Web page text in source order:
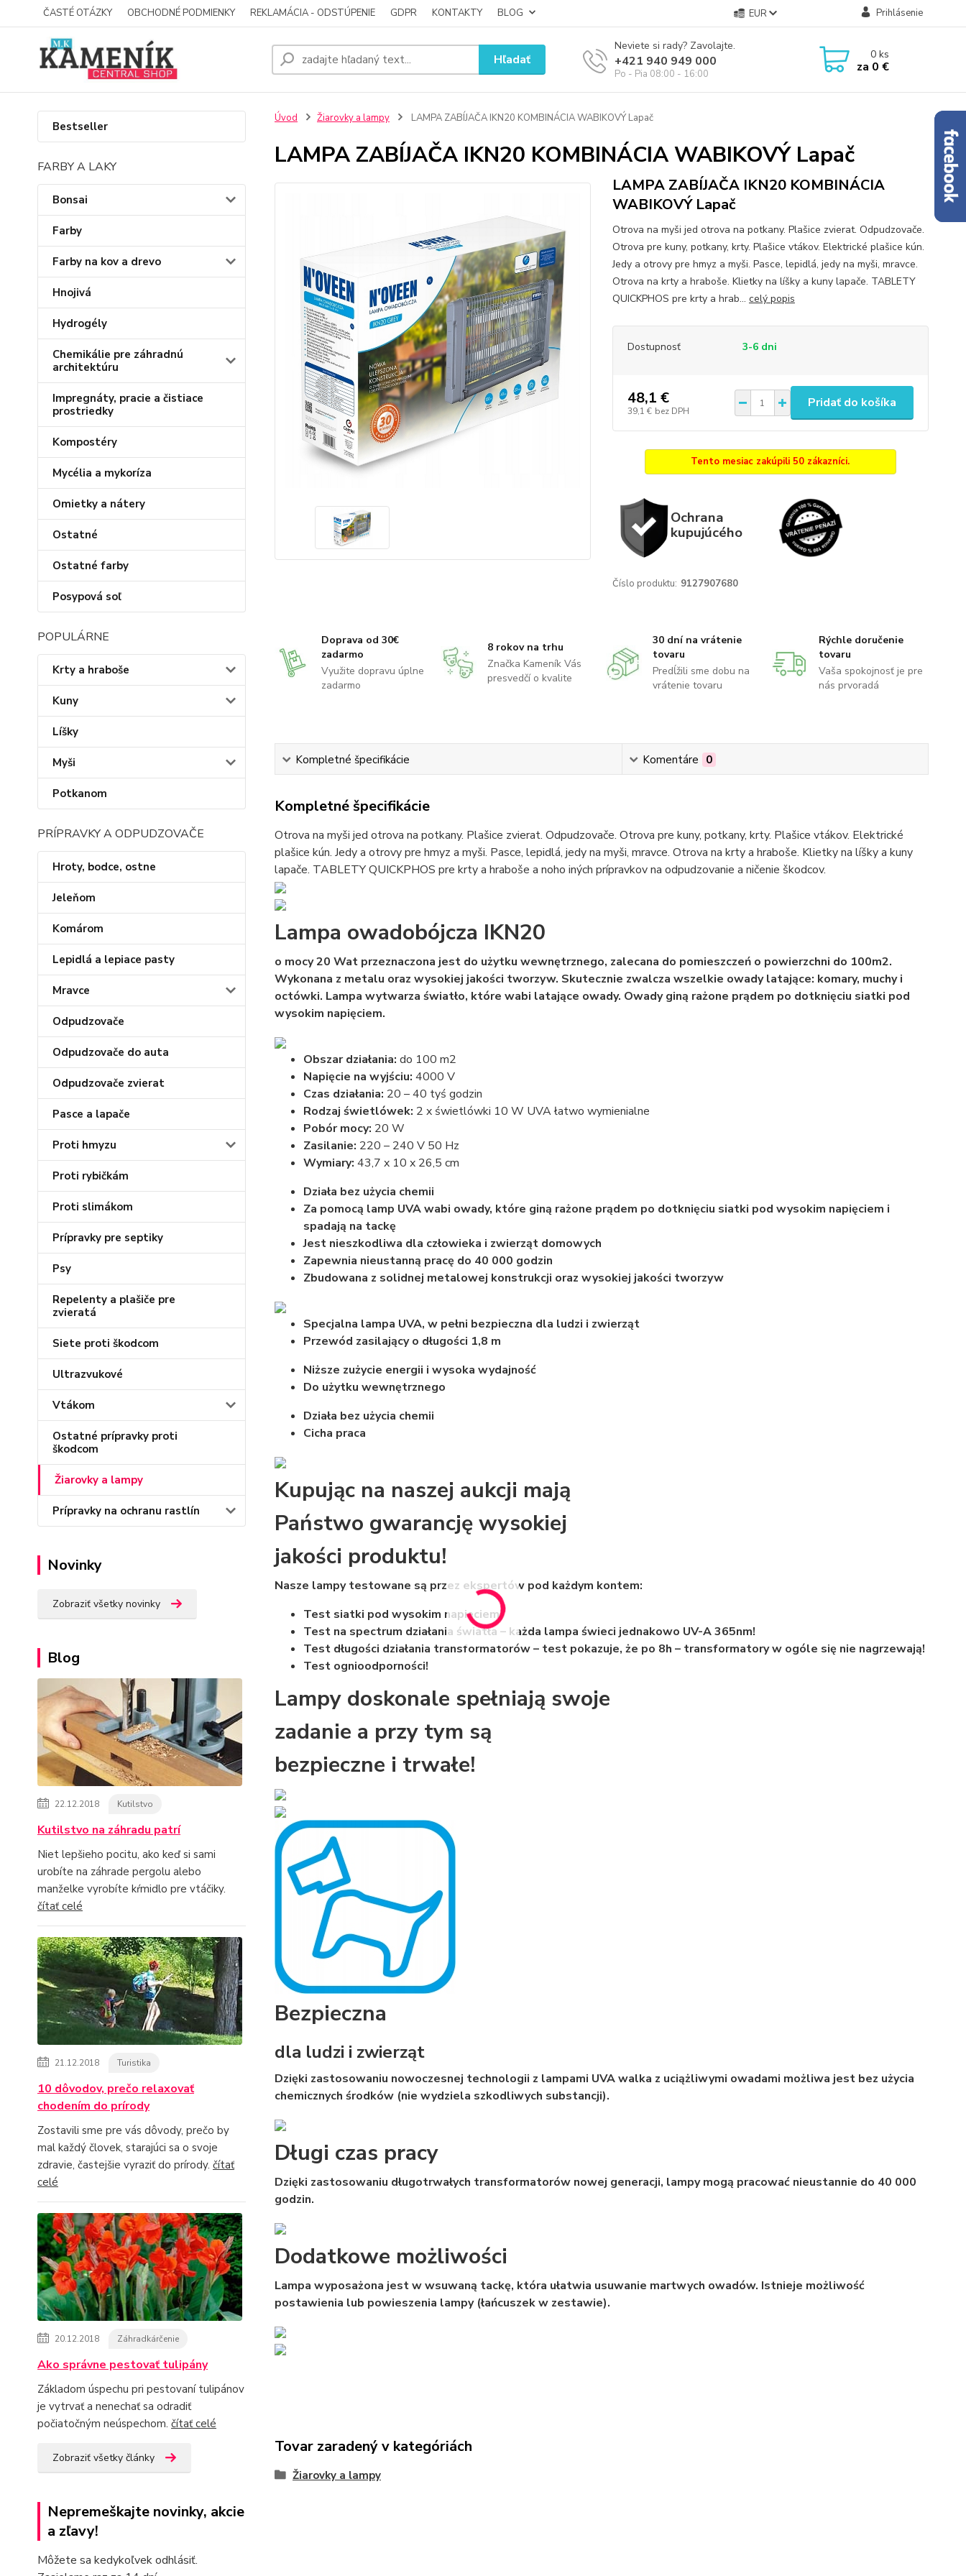
ČASTÉ OTÁZKY OBCHODNÉ PODMIENKY REKLAMÁCIA - ODSTÚPENIE GDPR KONTAKTY BLOG EUR Prihlásenie
Hľadať
Neviete si rady? Zavolajte.
+421 940 949 000
Po - Pia 08:00 - 16:00
0ks
za 0 €
Bestseller
FARBY A LAKY
Bonsai
Farby
Farby na kov a drevo
Hnojivá
Hydrogély
Chemikálie pre záhradnú
architektúru
Impregnáty, pracie a čistiace
prostriedky
Kompostéry
Mycélia a mykoríza
Omietky a nátery
Ostatné
Ostatné farby
Posypová soľ
POPULÁRNE
Krty a hraboše
Kuny
Líšky
Myši
Potkanom
PRÍPRAVKY A ODPUDZOVAČE
Hroty, bodce, ostne
Jeleňom
Komárom
Lepidlá a lepiace pasty
Mravce
Odpudzovače
Odpudzovače do auta
Odpudzovače zvierat
Pasce a lapače
Proti hmyzu
Proti rybičkám
Proti slimákom
Prípravky pre septiky
Psy
Repelenty a plašiče pre
zvieratá
Siete proti škodcom
Ultrazvukové
Vtákom
Ostatné prípravky proti
škodcom
Žiarovky a lampy
Prípravky na ochranu rastlín
Novinky
Zobraziť všetky novinky
Blog
22.12.2018 Kutilstvo
Kutilstvo na záhradu patrí
Niet lepšieho pocitu, ako keď si sami
urobíte na záhrade pergolu alebo
manželke vyrobíte kŕmidlo pre vtáčiky.
čítať celé
21.12.2018 Turistika
10 dôvodov, prečo relaxovať
chodením do prírody
Zostavili sme pre vás dôvody, prečo by
mal každý človek, starajúci sa o svoje
zdravie, častejšie vyraziť do prírody. čítať
celé
20.12.2018 Záhradkárčenie
Ako správne pestovať tulipány
Základom úspechu pri pestovaní tulipánov
je vytrvať a nenechať sa odradiť
počiatočným neúspechom. čítať celé
Zobraziť všetky články
Nepremeškajte novinky, akcie
a zľavy!
Môžete sa kedykoľvek odhlásiť.
Úvod Žiarovky a lampy LAMPA ZABÍJAČA IKN20 KOMBINÁCIA WABIKOVÝ Lapač
LAMPA ZABÍJAČA IKN20 KOMBINÁCIA WABIKOVÝ Lapač
LAMPA ZABÍJAČA IKN20 KOMBINÁCIA
WABIKOVÝ Lapač
Otrova na myši jed otrova na potkany. Plašice zvierat. Odpudzovače.
Otrova pre kuny, potkany, krty. Plašice vtákov. Elektrické plašice kún.
Jedy a otrovy pre hmyz a myši. Pasce, lepidlá, jedy na myši, mravce.
Otrova na krty a hraboše. Klietky na líšky a kuny lapače. TABLETY
QUICKPHOS pre krty a hrab... celý popis
Dostupnosť 3-6 dni
48,1 €
39,1 € bez DPH
Pridať do košíka
Tento mesiac zakúpili 50 zákazníci.
Ochrana
kupujúcého
Číslo produktu: 9127907680
Doprava od 30€
zadarmo
Využite dopravu úplne
zadarmo
8 rokov na trhu
Značka Kameník Vás
presvedčí o kvalite
30 dní na vrátenie
tovaru
Predĺžili sme dobu na
vrátenie tovaru
Rýchle doručenie
tovaru
Vaša spokojnosť je pre
nás prvoradá
Kompletné špecifikácie Komentáre 0
Kompletné špecifikácie
Otrova na myši jed otrova na potkany. Plašice zvierat. Odpudzovače. Otrova pre kuny, potkany, krty. Plašice vtákov. Elektrické
plašice kún. Jedy a otrovy pre hmyz a myši. Pasce, lepidlá, jedy na myši, mravce. Otrova na krty a hraboše. Klietky na líšky a kuny
lapače. TABLETY QUICKPHOS pre krty a hraboše a noho iných prípravkov na odpudzovanie a ničenie škodcov.
Lampa owadobójcza IKN20
o mocy 20 Wat przeznaczona jest do użytku wewnętrznego, zalecana do pomieszczeń o powierzchni do 100m2.
Wykonana z metalu oraz wysokiej jakości tworzyw. Skutecznie zwalcza wszelkie owady latające: komary, muchy i
octówki. Lampa wytwarza światło, które wabi latające owady. Owady giną rażone prądem po dotknięciu siatki pod
wysokim napięciem.
Obszar działania: do 100 m2
Napięcie na wyjściu: 4000 V
Czas działania: 20 – 40 tyś godzin
Rodzaj świetlówek: 2 x świetlówki 10 W UVA łatwo wymienialne
Pobór mocy: 20 W
Zasilanie: 220 – 240 V 50 Hz
Wymiary: 43,7 x 10 x 26,5 cm
Działa bez użycia chemii
Za pomocą lamp UVA wabi owady, które giną rażone prądem po dotknięciu siatki pod wysokim napięciem i
spadają na tackę
Jest nieszkodliwa dla człowieka i zwierząt domowych
Zapewnia nieustanną pracę do 40 000 godzin
Zbudowana z solidnej metalowej konstrukcji oraz wysokiej jakości tworzyw
Specjalna lampa UVA, w pełni bezpieczna dla ludzi i zwierząt
Przewód zasilający o długości 1,8 m
Niższe zużycie energii i wysoka wydajność
Do użytku wewnętrznego
Działa bez użycia chemii
Cicha praca
Kupując na naszej aukcji mają
Państwo gwarancję wysokiej
jakości produktu!
Nasze lampy testowane są przez ekspertów pod każdym kontem:
Test siatki pod wysokim napięciem!
Test na spectrum działania światła – każda lampa świeci jednakowo UV-A 365nm!
Test długości działania transformatorów – test pokazuje, że po 8h – transformatory w ogóle się nie nagrzewają!
Test ognioodporności!
Lampy doskonale spełniają swoje
zadanie a przy tym są
bezpieczne i trwałe!
Bezpieczna
dla ludzi i zwierząt
Dzięki zastosowaniu nowoczesnej technologii z lampami UVA walka z uciążliwymi owadami możliwa jest bez użycia
chemicznych środków (nie wydziela szkodliwych substancji).
Długi czas pracy
Dzięki zastosowaniu długotrwałych transformatorów nowej generacji, lampy mogą pracować nieustannie do 40 000
godzin.
Dodatkowe możliwości
Lampa wyposażona jest w wsuwaną tackę, która ułatwia usuwanie martwych owadów. Istnieje możliwość
postawienia lub powieszenia lampy (łańcuszek w zestawie).
Tovar zaradený v kategóriách
Žiarovky a lampy